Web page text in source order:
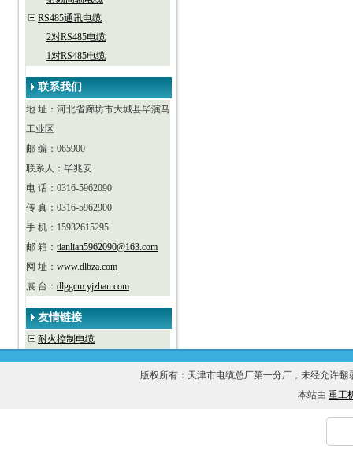
RS485通讯电缆
2对RS485电缆
1对RS485电缆
联系我们
地 址：河北省廊坊市大城县毕演马
工业区
邮 编：065900
联系人：毕兆安
电 话：0316-5962090
传 真：0316-5962900
手 机：15932615295
邮 箱： tianlian5962090@163.com
网 址： www.dlbza.com
展 台： dlggcm.yjzhan.com
友情链接
耐火控制电缆
版权所有：天津市电缆总厂第一分厂，未经允许
本站由 重工